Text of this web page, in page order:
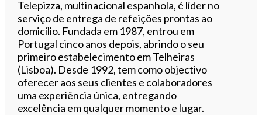
Ouvir este artigo
Telepizza, multinacional espanhola, é líder no
serviço de entrega de refeições prontas ao
domicílio. Fundada em 1987, entrou em
Portugal cinco anos depois, abrindo o seu
primeiro estabelecimento em Telheiras
(Lisboa). Desde 1992, tem como objectivo
oferecer aos seus clientes e colaboradores
uma experiência única, entregando
excelência em qualquer momento e lugar.